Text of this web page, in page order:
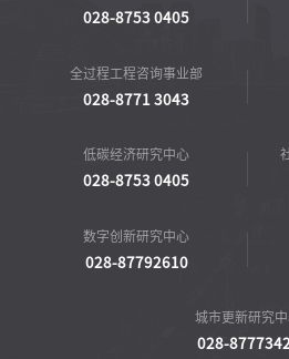
028-8753 0405
全过程工程咨询事业部
028-8771 3043
低碳经济研究中心
028-8753 0405
数字创新研究中心
028-87792610
城市更新研究
028-